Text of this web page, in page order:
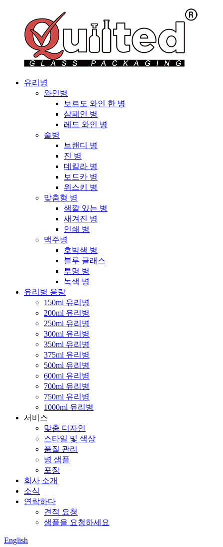
유리병
와인병
보르도 와인 한 병
샴페인 병
레드 와인 병
술병
브랜디 병
진 병
데킬라 병
보드카 병
위스키 병
맞춤형 병
색깔 있는 병
새겨진 병
인쇄 병
맥주병
호박색 병
블루 글래스
투명 병
녹색 병
유리병 용량
150ml 유리병
200ml 유리병
250ml 유리병
300ml 유리병
350ml 유리병
375ml 유리병
500ml 유리병
600ml 유리병
700ml 유리병
750ml 유리병
1000ml 유리병
서비스
맞춤 디자인
스타일 및 색상
품질 관리
병 샘플
포장
회사 소개
소식
연락하다
견적 요청
샘플을 요청하세요
English